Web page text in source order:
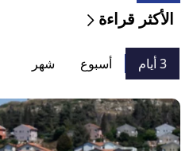
الأكثر قراءة
3 أيام أسبوع شهر